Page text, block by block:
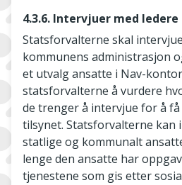
4.3.6. Intervjuer med
Statsforvalterne skal
kommunens administrasjon
et utvalg ansatte i Nav-
statsforvalterne å vurdere
de trenger å intervjue for å
tilsynet. Statsforvalterne kan
statlige og kommunalt
lenge den ansatte har
tjenestene som gis etter